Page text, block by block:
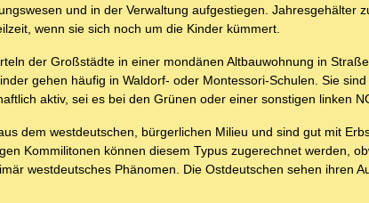
und in der Verwaltung aufgestiegen. Jahresgehälter
wenn sie sich noch um die Kinder kümmert.
der Großstädte in einer mondänen Altbauwohnung in
gehen häufig in Waldorf- oder Montessori-Schulen. Sie
aktiv, sei es bei den Grünen oder einer sonstigen linken
dem westdeutschen, bürgerlichen Milieu und sind gut mit
Kommilitonen können diesem Typus zugerechnet werden,
westdeutsches Phänomen. Die Ostdeutschen sehen ihren